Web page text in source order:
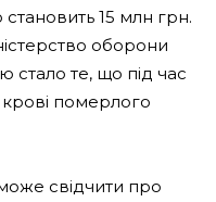
15 млн грн.
оборони
стало те, що під час
крові померлого
свідчити про